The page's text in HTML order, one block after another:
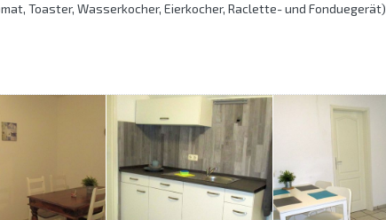
Toaster, Wasserkocher, Eierkocher, Raclette- und Fonduegerät)